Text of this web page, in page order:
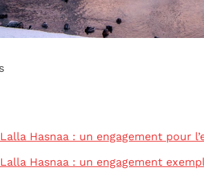
Hasnaa : un engagement pour
Hasnaa : un engagement